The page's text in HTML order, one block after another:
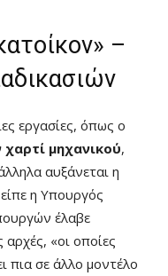
–
εργασίες, όπως ο
χαρτί μηχανικού,
αυξάνεται η
η Υπουργός
έλαβε
«οι οποίες
πια σε άλλο μοντέλο